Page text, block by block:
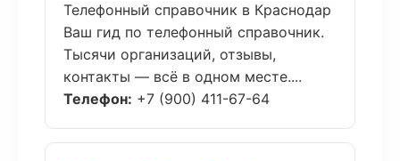
Телефонный справочник в Краснодар
Ваш гид по телефонный справочник.
Тысячи организаций, отзывы,
контакты — всё в одном месте....
Телефон: +7 (900) 411-67-64